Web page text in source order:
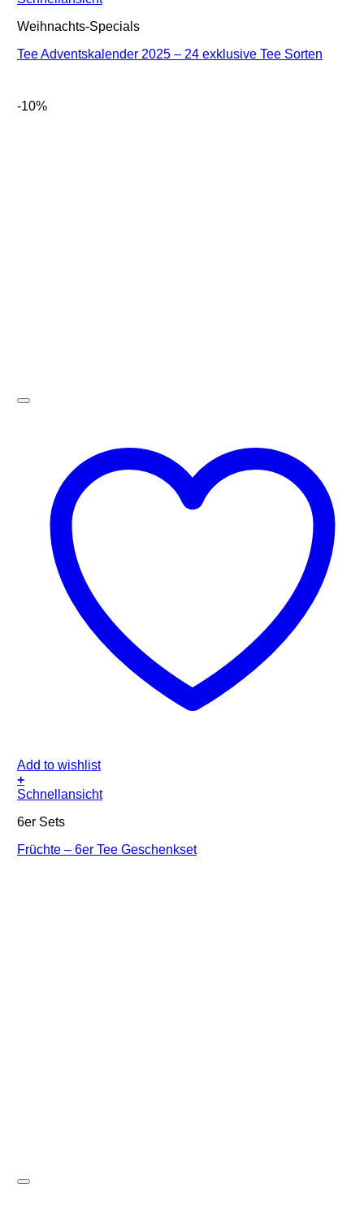
Weihnachts-Specials
Tee Adventskalender 2025 – 24 exklusive Tee Sorten
-10%
Add to wishlist
+
Schnellansicht
6er Sets
Früchte – 6er Tee Geschenkset